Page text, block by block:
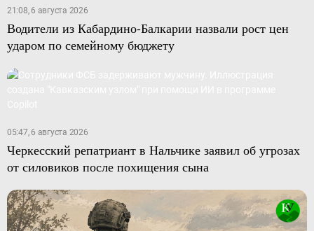
21:08, 6 августа 2026
Водители из Кабардино-Балкарии назвали рост цен
ударом по семейному бюджету
05:47, 6 августа 2026
Черкесский репатриант в Нальчике заявил об угрозах
от силовиков после похищения сына